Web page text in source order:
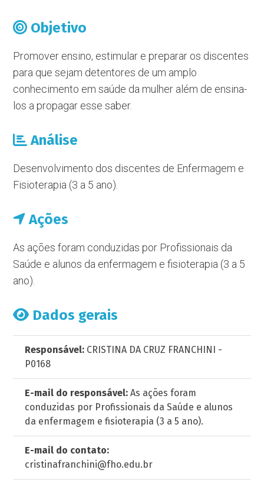
Objetivo
Promover ensino, estimular e preparar os discentes
para que sejam detentores de um amplo
conhecimento em saúde da mulher além de ensina-
los a propagar esse saber.
Análise
Desenvolvimento dos discentes de Enfermagem e
Fisioterapia (3 a 5 ano).
Ações
As ações foram conduzidas por Profissionais da
Saúde e alunos da enfermagem e fisioterapia (3 a 5
ano).
Dados gerais
Responsável: CRISTINA DA CRUZ FRANCHINI -
P0168
E-mail do responsável: As ações foram
conduzidas por Profissionais da Saúde e alunos
da enfermagem e fisioterapia (3 a 5 ano).
E-mail do contato:
cristinafranchini@fho.edu.br